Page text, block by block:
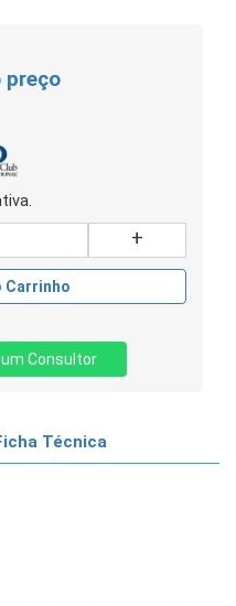
preço
+
Carrinho
Consultor
Técnica